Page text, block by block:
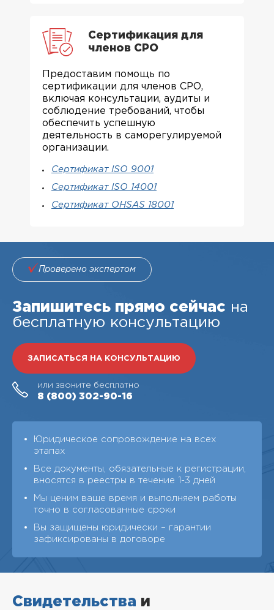
Сертификация для
членов СРО
Предоставим помощь по
сертификации для членов СРО,
включая консультации, аудиты и
соблюдение требований, чтобы
обеспечить успешную
деятельность в саморегулируемой
организации.
Сертификат ISO 9001
Сертификат ISO 14001
Сертификат OHSAS 18001
Проверено экспертом
Запишитесь прямо сейчас на
бесплатную консультацию
ЗАПИСАТЬСЯ НА КОНСУЛЬТАЦИЮ
или звоните бесплатно
8 (800) 302-90-16
Юридическое сопровождение на всех
этапах
Все документы, обязательные к регистрации,
вносятся в реестры в течение 1-3 дней
Мы ценим ваше время и выполняем работы
точно в согласованные сроки
Вы защищены юридически – гарантии
зафиксированы в договоре
Свидетельства и